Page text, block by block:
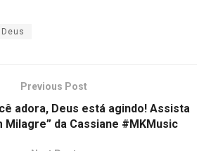
Deus
Previous Post
adora, Deus está agindo! Assista
Milagre” da Cassiane #MKMusic